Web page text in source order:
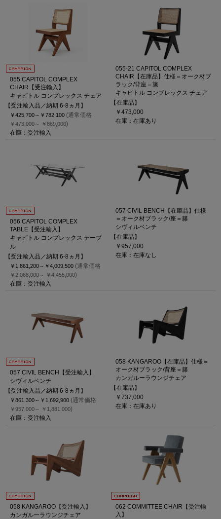
055 CAPITOL COMPLEX
CHAIR【受注輸入】
キャピトル コンプレックス チェア
【受注輸入品／納期 6-8ヵ月】
￥425,700～ ￥782,100 (通常価格
￥473,000～ ￥869,000)
在庫：受注輸入
055-21 CAPITOL COMPLEX
CHAIR【在庫品】仕様＝オーク材ブ
ラック/背座＝籐
キャピトル コンプレックス チェア
【在庫品】
￥473,000
在庫：在庫あり
056 CAPITOL COMPLEX
TABLE【受注輸入】
キャピトル コンプレックス テーブ
ル
【受注輸入品／納期 6-8ヵ月】
￥1,861,200～ ￥4,009,500 (通常価格
￥2,068,000～ ￥4,455,000)
在庫：受注輸入
057 CIVIL BENCH【在庫品】仕様
＝オーク材ブラック/座＝籐
シヴィルベンチ
【在庫品】
￥957,000
在庫：在庫なし
057 CIVIL BENCH【受注輸入】
シヴィルベンチ
【受注輸入品／納期 6-8ヵ月】
￥861,300～ ￥1,692,900 (通常価格
￥957,000～ ￥1,881,000)
在庫：受注輸入
058 KANGAROO【在庫品】仕様＝
オーク材ブラック/背座＝籐
カンガルーラウンジチェア
【在庫品】
￥737,000
在庫：在庫あり
058 KANGAROO【受注輸入】
カンガルーラウンジチェア
062 COMMITTEE CHAIR【受注輸
入】